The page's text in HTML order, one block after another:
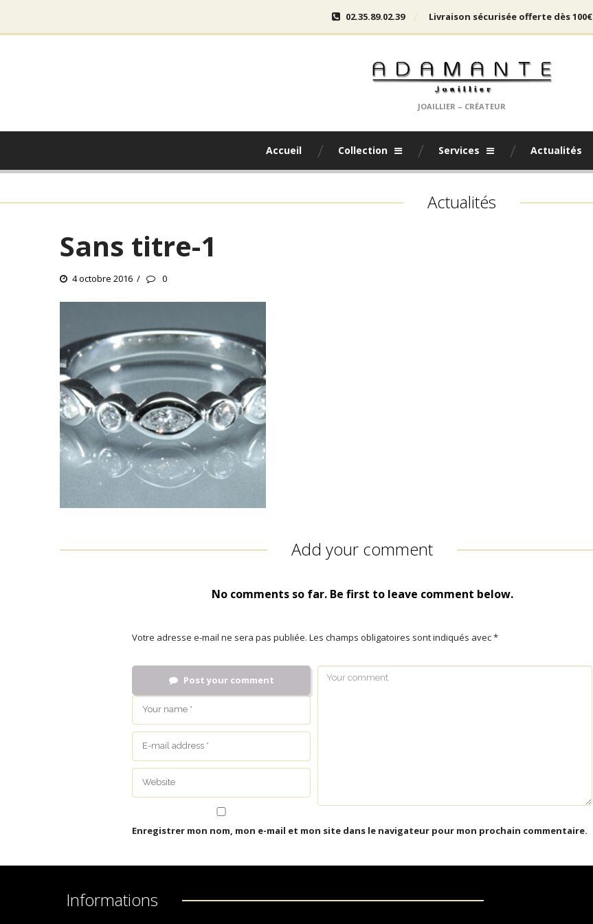
02.35.89.02.39 Livraison sécurisée offerte dès 100€
JOAILLIER – CRÉATEUR
Accueil Collection Services Actualités
Actualités
Sans titre-1
4 octobre 2016 0
Add your comment
No comments so far. Be first to leave comment below.
Votre adresse e-mail ne sera pas publiée. Les champs obligatoires sont indiqués avec*
Post your comment
Enregistrer mon nom, mon e-mail et mon site dans le navigateur pour mon prochain commentaire.
Informations